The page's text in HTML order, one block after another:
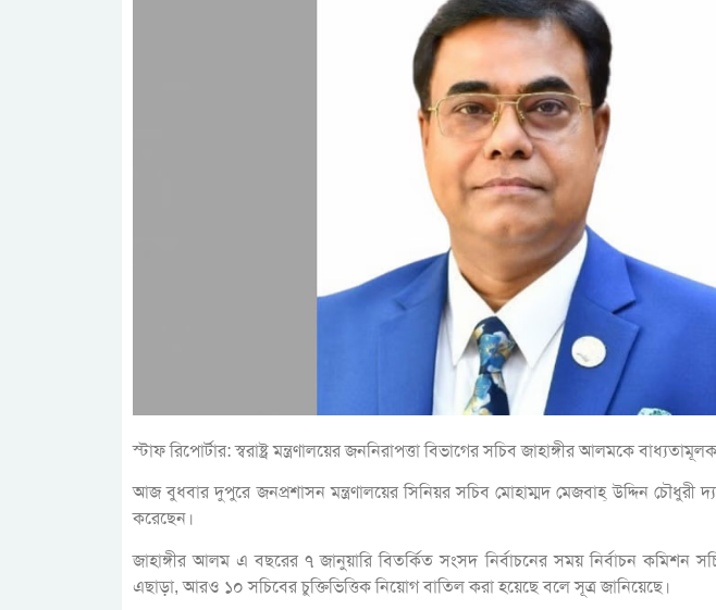
স্টাফ রিপোর্টার: স্বরাষ্ট্র মন্ত্রণালয়ের জননিরাপত্তা বিভাগের সচিব জাহাঙ্গীর আলমকে
আজ বুধবার দুপুরে জনপ্রশাসন মন্ত্রণালয়ের সিনিয়র সচিব মোহাম্মদ মেজবাহ্‌ উদ্দিন চৌধুরী
করেছেন।
জাহাঙ্গীর আলম এ বছরের ৭ জানুয়ারি বিতর্কিত সংসদ নির্বাচনের সময় নির্বাচন কমিশন
এছাড়া, আরও ১০ সচিবের চুক্তিভিত্তিক নিয়োগ বাতিল করা হয়েছে বলে সূত্র জানিয়েছে।